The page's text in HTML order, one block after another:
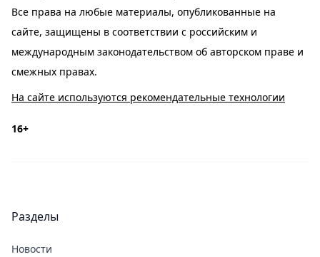
Все права на любые материалы, опубликованные на
сайте, защищены в соответствии с российским и
международным законодательством об авторском праве и
смежных правах.
На сайте используются рекомендательные технологии
16+
Разделы
Новости